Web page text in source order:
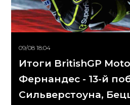
09/08 18:04
Итоги BritishGP
Фернандес - 13-й
Сильверстоуна,